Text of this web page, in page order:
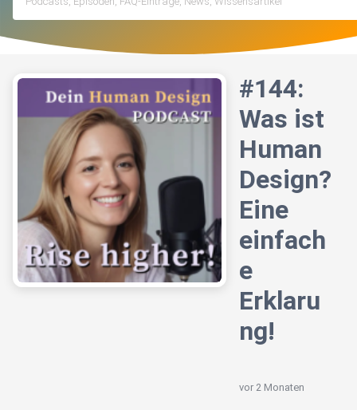
#144:
Was ist
Human
Design?
Eine
einfach
e
Erklaru
ng!
vor 2 Monaten